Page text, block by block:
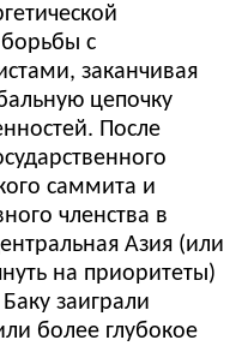
с
заканчивая
цепочку
После
саммита и
членства в
Азия (или
на приоритеты)
заиграли
более глубокое